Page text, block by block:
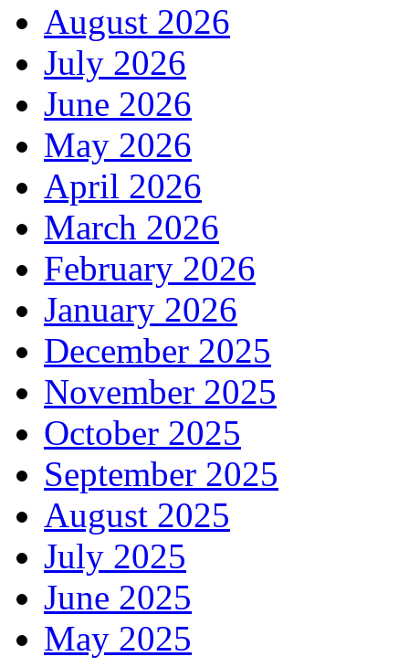
August 2026
July 2026
June 2026
May 2026
April 2026
March 2026
February 2026
January 2026
December 2025
November 2025
October 2025
September 2025
August 2025
July 2025
June 2025
May 2025